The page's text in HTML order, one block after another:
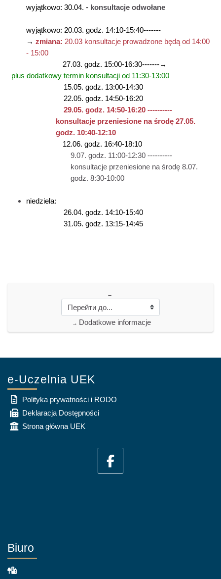
wyjątkowo: 30.04. - konsultacje odwołane
wyjątkowo: 20.03. godz. 14:10-15:40-------
→ zmiana: 20.03 konsultacje prowadzone będą od 14:00
- 15:00
27.03. godz. 15:00-16:30-------→
plus dodatkowy termin konsultacji od 11:30-13:00
15.05. godz. 13:00-14:30
22.05. godz. 14:50-16:20
29.05. godz. 14:50-16:20 ----------
konsultacje przeniesione na środę 27.05.
godz. 10:40-12:10
12.06. godz. 16:40-18:10
9.07. godz. 11:00-12:30 ----------
konsultacje przeniesione na środę 8.07.
godz. 8:30-10:00
niedziela:
26.04. godz. 14:10-15:40
31.05. godz. 13:15-14:45
←
→ Dodatkowe informacje
e-Uczelnia UEK
Polityka prywatności i RODO
Deklaracja Dostępności
Strona główna UEK
Biuro